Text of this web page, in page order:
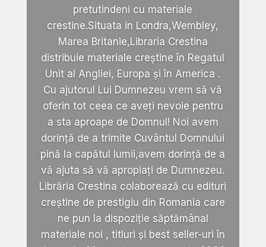
pretutindeni cu materiale
crestine.Situata in Londra,Wembley,
Marea Britanie,Libraria Crestina
distribuie materiale creștine în Regatul
Unit al Angliei, Europa și în America .
Cu ajutorul Lui Dumnezeu vrem să vă
oferin tot ceea ce aveți nevoie pentru
a sta aproape de Domnul! Noi avem
dorință de a trimite Cuvântul Domnului
pină la capătul lumii,avem dorință de a
vă ajuta să vă apropiați de Dumnezeu.
Librăria Crestina colaborează cu edituri
creștine de prestigiu din Romania care
ne pun la dispoziție săptămânal
materiale noi , titluri și best seller-uri în